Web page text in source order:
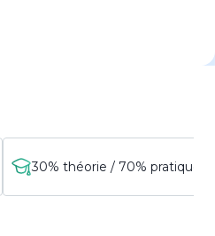
30% théorie / 70% pratique